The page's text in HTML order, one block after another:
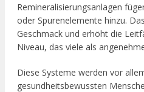
Remineralisierungsanlagen
oder Spurenelemente hinzu.
Geschmack und erhöht die
Niveau, das viele als
Diese Systeme werden vor
gesundheitsbewussten